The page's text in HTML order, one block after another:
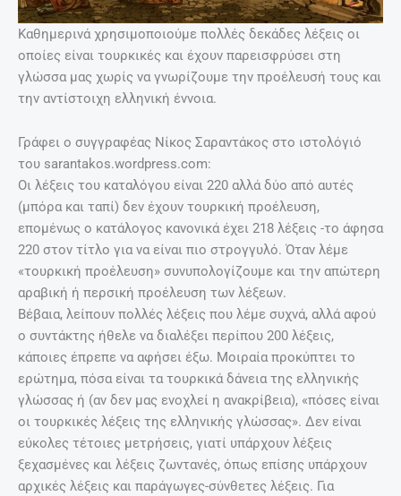
Καθημερινά χρησιμοποιούμε πολλές δεκάδες λέξεις οι
οποίες είναι τουρκικές και έχουν παρεισφρύσει στη
γλώσσα μας χωρίς να γνωρίζουμε την προέλευσή τους και
την αντίστοιχη ελληνική έννοια.
Γράφει ο συγγραφέας Νίκος Σαραντάκος στο ιστολόγιό
του sarantakos.wordpress.com:
Οι λέξεις του καταλόγου είναι 220 αλλά δύο από αυτές
(μπόρα και ταπί) δεν έχουν τουρκική προέλευση,
επομένως ο κατάλογος κανονικά έχει 218 λέξεις -το άφησα
220 στον τίτλο για να είναι πιο στρογγυλό. Όταν λέμε
«τουρκική προέλευση» συνυπολογίζουμε και την απώτερη
αραβική ή περσική προέλευση των λέξεων.
Βέβαια, λείπουν πολλές λέξεις που λέμε συχνά, αλλά αφού
ο συντάκτης ήθελε να διαλέξει περίπου 200 λέξεις,
κάποιες έπρεπε να αφήσει έξω. Μοιραία προκύπτει το
ερώτημα, πόσα είναι τα τουρκικά δάνεια της ελληνικής
γλώσσας ή (αν δεν μας ενοχλεί η ανακρίβεια), «πόσες είναι
οι τουρκικές λέξεις της ελληνικής γλώσσας». Δεν είναι
εύκολες τέτοιες μετρήσεις, γιατί υπάρχουν λέξεις
ξεχασμένες και λέξεις ζωντανές, όπως επίσης υπάρχουν
αρχικές λέξεις και παράγωγες-σύνθετες λέξεις. Για